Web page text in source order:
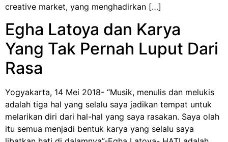
creative market, yang menghadirkan […]
Egha Latoya dan Karya
Yang Tak Pernah Luput Dari
Rasa
Yogyakarta, 14 Mei 2018- “Musik, menulis dan melukis
adalah tiga hal yang selalu saya jadikan tempat untuk
melarikan diri dari hal-hal yang saya rasakan. Saya olah
itu semua menjadi bentuk karya yang selalu saya